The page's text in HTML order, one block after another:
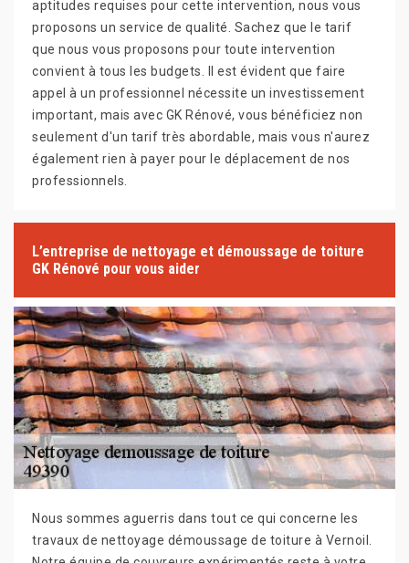
aptitudes requises pour cette intervention, nous vous
proposons un service de qualité. Sachez que le tarif
que nous vous proposons pour toute intervention
convient à tous les budgets. Il est évident que faire
appel à un professionnel nécessite un investissement
important, mais avec GK Rénové, vous bénéficiez non
seulement d'un tarif très abordable, mais vous n'aurez
également rien à payer pour le déplacement de nos
professionnels.
L’entreprise de nettoyage et démoussage de toiture
GK Rénové pour vous aider
Nous sommes aguerris dans tout ce qui concerne les
travaux de nettoyage démoussage de toiture à Vernoil.